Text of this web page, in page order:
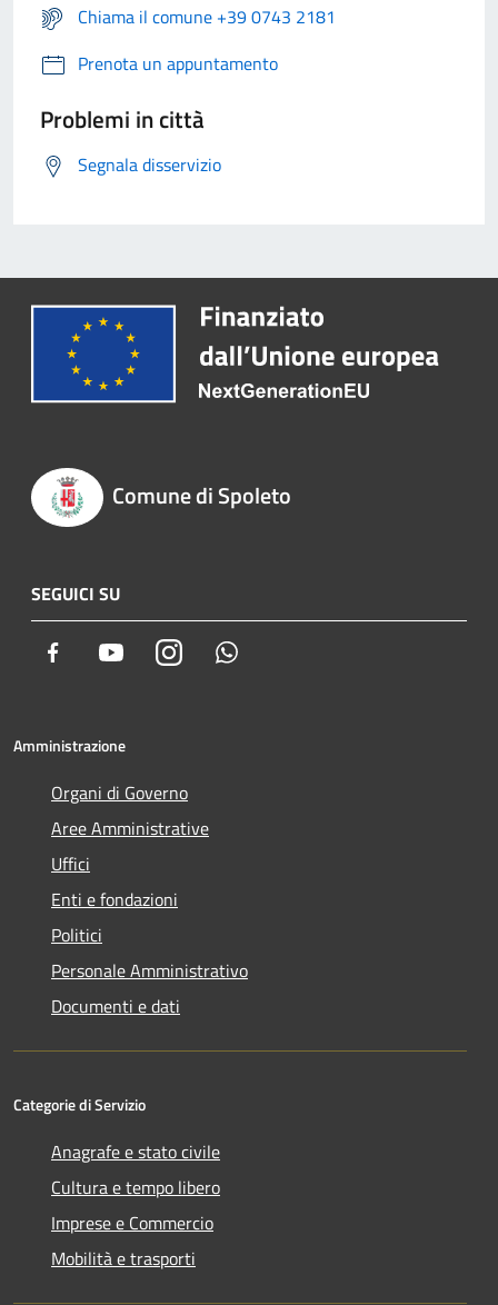
Chiama il comune +39 0743 2181
Prenota un appuntamento
Problemi in città
Segnala disservizio
Comune di Spoleto
SEGUICI SU
Facebook YoutubeInstagram
Amministrazione
Organi di Governo
Aree Amministrative
Uffici
Enti e fondazioni
Politici
Personale Amministrativo
Documenti e dati
Categorie di Servizio
Anagrafe e stato civile
Cultura e tempo libero
Imprese e Commercio
Mobilità e trasporti